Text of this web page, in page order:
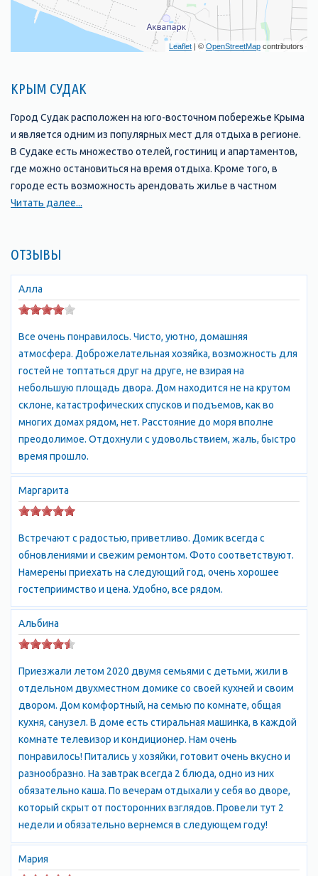
Leaflet | © OpenStreetMap contributors
КРЫМ СУДАК
Город Судак расположен на юго-восточном побережье Крыма
и является одним из популярных мест для отдыха в регионе.
В Судаке есть множество отелей, гостиниц и апартаментов,
где можно остановиться на время отдыха. Кроме того, в
городе есть возможность арендовать жилье в частном
секторе, что может быть более выгодным вариантом.
зависимости от сезона, расположения и уровня комфорта.
моря и обычно предлагают широкий спектр услуг, включая
рестораны, бары, бассейны, фитнес-центры и детские клубы.
Если вы предпочитаете более экономичный вариант
размещения, то можно выбрать аренду жилья в частном
секторе. Цены на аренду жилья обычно зависят от многих
факторов, включая местоположение, количество комнат и
уровень комфорта. Также можно рассмотреть варианты
аренды коттеджей или домов на берегу моря.
Судак славится своими пляжами, которые часто являются
галечными или песчаными. На пляжах есть зоны для загара,
зонты и лежаки, а также возможность взять напрокат водный
Кроме отдыха на пляже, в Судаке можно заняться рыбалкой.
На побережье есть множество мест, где можно поймать
различные виды рыбы. Также можно организовать рыбалку на
лодке или катере с местными рыбаками.
Для выбора размещения в Судаке лучше всего использовать
цены и условия размещения различных вариантов.
тишиной, уютом и чистотой окружающей природы
Судак расположен на берегу одноимeнной бухты. Над
городом возвышаются стены и башни знаменитой крепости.
Крепостная гора доминирует над местностью и круто
полуразрушенные, внутри восстановлен дом Консула, мечеть,
Читать далее...
ОТЗЫВЫ
Алла
Все очень понравилось. Чисто, уютно, домашняя
атмосфера. Доброжелательная хозяйка, возможность для
гостей не топтаться друг на друге, не взирая на
небольшую площадь двора. Дом находится не на крутом
склоне, катастрофических спусков и подъемов, как во
многих домах рядом, нет. Расстояние до моря вполне
преодолимое. Отдохнули с удовольствием, жаль, быстро
время прошло.
Маргарита
Встречают с радостью, приветливо. Домик всегда с
обновлениями и свежим ремонтом. Фото соответствуют.
Намерены приехать на следующий год, очень хорошее
гостеприимство и цена. Удобно, все рядом.
Альбина
Приезжали летом 2020 двумя семьями с детьми, жили в
отдельном двухместном домике со своей кухней и своим
двором. Дом комфортный, на семью по комнате, общая
кухня, санузел. В доме есть стиральная машинка, в каждой
комнате телевизор и кондиционер. Нам очень
понравилось! Питались у хозяйки, готовит очень вкусно и
разнообразно. На завтрак всегда 2 блюда, одно из них
обязательно каша. По вечерам отдыхали у себя во дворе,
который скрыт от посторонних взглядов. Провели тут 2
недели и обязательно вернемся в следующем году!
Мария